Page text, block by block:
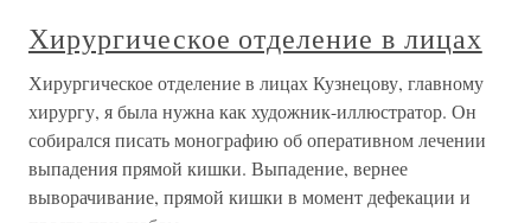
Хирургическое отделение в лицах
Хирургическое отделение в лицах Кузнецову, главному
хирургу, я была нужна как художник-иллюстратор. Он
собирался писать монографию об оперативном лечении
выпадения прямой кишки. Выпадение, вернее
выворачивание, прямой кишки в момент дефекации и